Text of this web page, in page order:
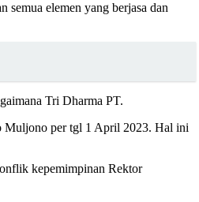
semua elemen yang berjasa dan
Tri Dharma PT.
Muljono per tgl 1 April 2023. Hal ini
kepemimpinan Rektor